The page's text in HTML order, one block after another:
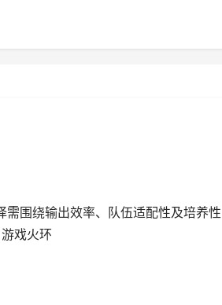
围绕输出效率、队伍适配性及培养性
戏火环